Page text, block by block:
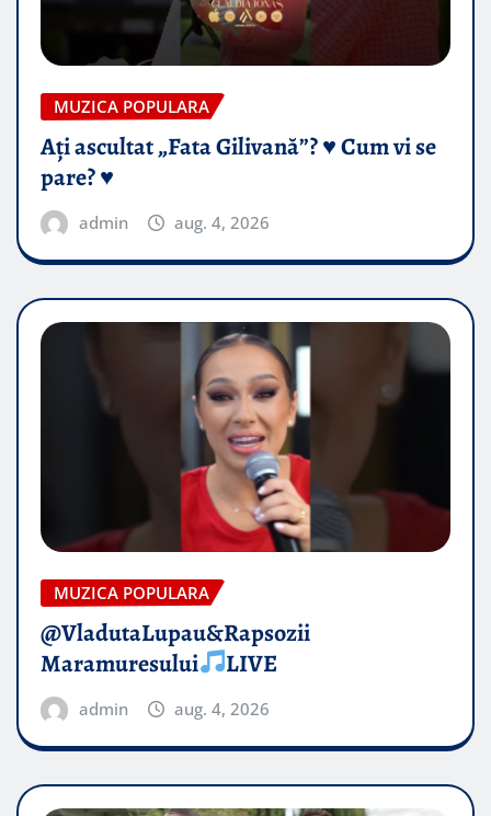
MUZICA POPULARA
Ați ascultat „Fata Gilivană”? ♥️ Cum vi se
pare? ♥️
admin aug. 4, 2026
MUZICA POPULARA
@VladutaLupau&Rapsozii
Maramuresului
LIVE
admin aug. 4, 2026